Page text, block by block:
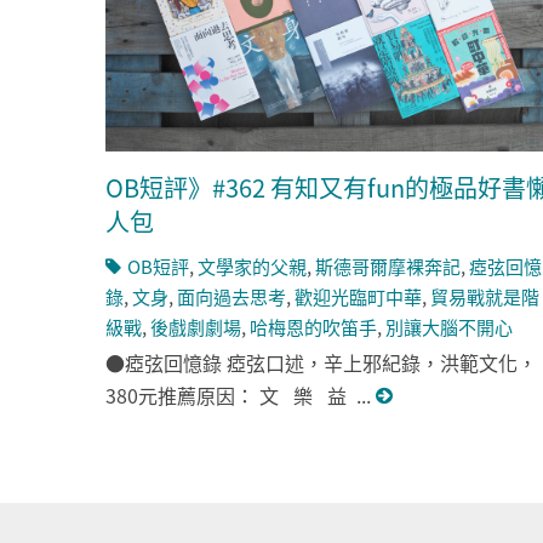
OB短評》#362 有知又有fun的極品好書
人包
OB短評,文學家的父親,斯德哥爾摩裸奔記,瘂弦回憶
錄,文身,面向過去思考,歡迎光臨町中華, 貿易戰就是階
級戰,後戲劇劇場, 哈梅恩的吹笛手, 別讓大腦不開心
●瘂弦回憶錄 瘂弦口述，辛上邪紀錄，洪範文化，
380元​ 推薦原因： 文 樂 益 ...